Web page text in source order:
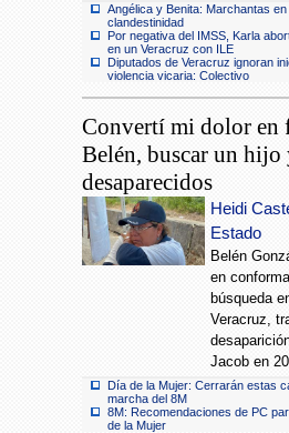
Angélica y Benita: Marchantas
clandestinidad
Por negativa del IMSS, Karla
en un Veracruz con ILE
Diputados de Veracruz ignoran
violencia vicaria: Colectivo
Convertí mi dolor en
Belén, buscar un hijo
desaparecidos
Heidi
Estado
Belén
en
búsqueda
Veracruz,
Jacob en
Día de la Mujer: Cerrarán estas
marcha del 8M
8M: Recomendaciones de PC
de la Mujer